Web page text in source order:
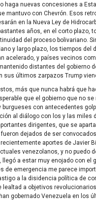
haga nuevas concesiones a
mantuvo con Chevrón. Esos
en la Nueva Ley de
años, en el corto plazo,
del proceso bolivariano.
y largo plazo, los tiempos del
acelerado, y países vecinos
distantes del gobierno
sus últimos zarpazos Trump
más que nunca habrá que
que el gobierno que no se
burgueses con antecedentes
al diálogo con los y las miles
dirigentes, que se
dejados de ser
aportes de Javier
venezolanos, y no puedo
llegó a estar muy enojado con el
de emergencia me parece
a la disidencia política de
lealtad a objetivos
gobernado Venezuela en los